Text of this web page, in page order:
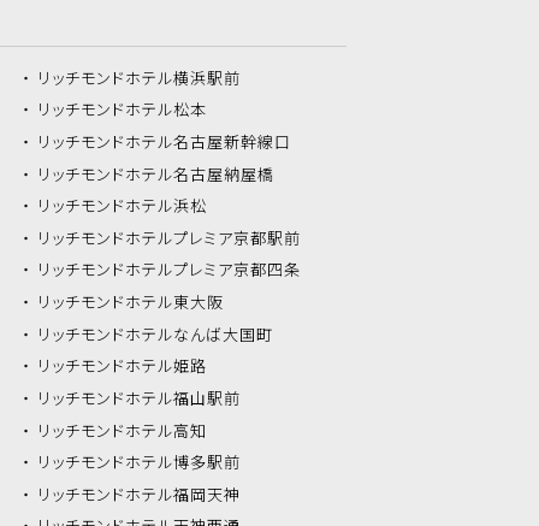
リッチモンドホテル横浜駅前
リッチモンドホテル松本
リッチモンドホテル名古屋新幹線口
リッチモンドホテル名古屋納屋橋
リッチモンドホテル浜松
リッチモンドホテルプレミア京都駅前
リッチモンドホテルプレミア京都四条
リッチモンドホテル東大阪
リッチモンドホテルなんば大国町
リッチモンドホテル姫路
リッチモンドホテル福山駅前
リッチモンドホテル高知
リッチモンドホテル博多駅前
リッチモンドホテル福岡天神